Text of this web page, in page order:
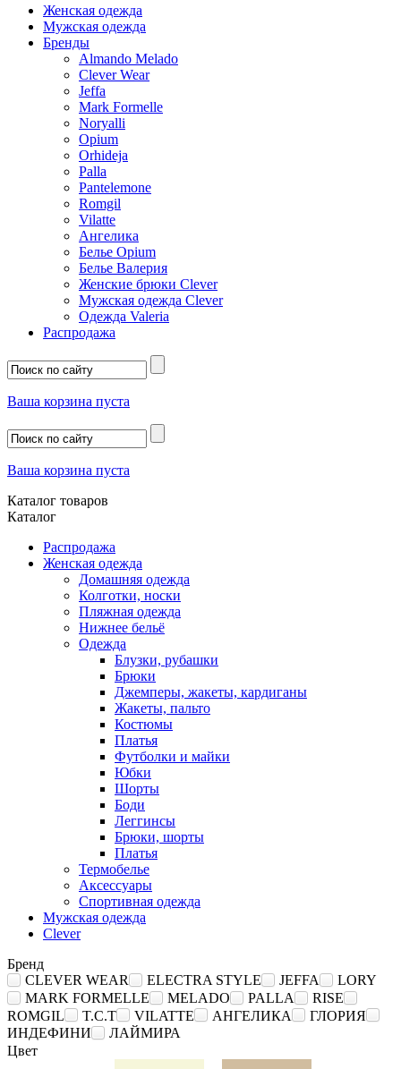
Женская одежда
Мужская одежда
Бренды
Almando Melado
Clever Wear
Jeffa
Mark Formelle
Noryalli
Opium
Orhideja
Palla
Pantelemone
Romgil
Vilatte
Ангелика
Белье Opium
Белье Валерия
Женские брюки Clever
Мужская одежда Clever
Одежда Valeria
Распродажа
Ваша корзина пуста
Ваша корзина пуста
Каталог товаров
Каталог
Распродажа
Женская одежда
Домашняя одежда
Колготки, носки
Пляжная одежда
Нижнее бельё
Одежда
Блузки, рубашки
Брюки
Джемперы, жакеты, кардиганы
Жакеты, пальто
Костюмы
Платья
Футболки и майки
Юбки
Шорты
Боди
Леггинсы
Брюки, шорты
Платья
Термобелье
Аксессуары
Спортивная одежда
Мужская одежда
Clever
Бренд
CLEVER WEAR
ELECTRA STYLE JEFFA
LORY
MARK FORMELLE
MELADO PALLA
RISE
ROMGIL
T.C.T VILATTE АНГЕЛИКА
ГЛОРИЯ
ИНДЕФИНИ
ЛАЙМИРА
Цвет